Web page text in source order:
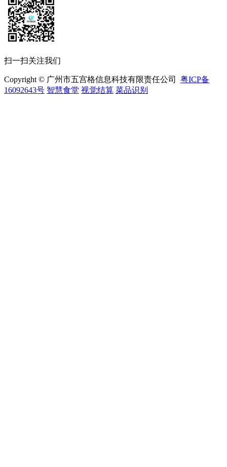
扫一扫关注我们
Copyright © 广州市五宫格信息科技有限责任公司 粤ICP备
16092643号 智慧食堂 视觉结算 菜品识别